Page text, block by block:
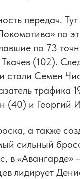
передач.
по
по 73
(102).
стали Семен
трафика
(40) и Георгий
а также
сильный
в
лидирует